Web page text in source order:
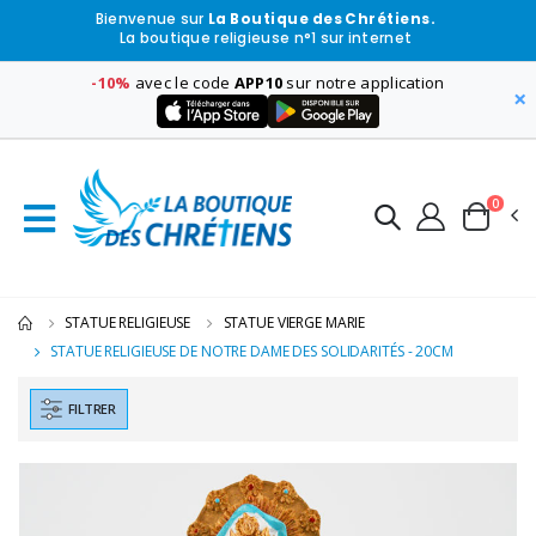
Bienvenue sur La Boutique des Chrétiens.
La boutique religieuse n°1 sur internet
-10% avec le code APP10 sur notre application
×
0
STATUE RELIGIEUSE
STATUE VIERGE MARIE
STATUE RELIGIEUSE DE NOTRE DAME DES SOLIDARITÉS - 20CM
FILTRER